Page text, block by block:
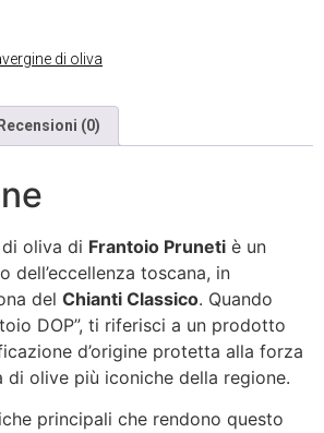
di oliva
Recensioni (0)
di oliva di Frantoio Pruneti è un
dell’eccellenza toscana, in
del Chianti Classico. Quando
DOP”, ti riferisci a un prodotto
d’origine protetta alla forza
di olive più iconiche della regione.
principali che rendono questo